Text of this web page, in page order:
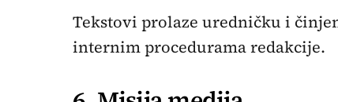
Tekstovi prolaze uredničku i
internim procedurama redakcije.